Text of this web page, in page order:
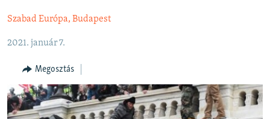
tartalomjegyzékre
ELEMZŐ
NER15
SZABADON
TÁRSADALOM
DEMOKRÁCIA
Szabad Európa, Budapest
2021. január 7.
Megosztás
Spotify